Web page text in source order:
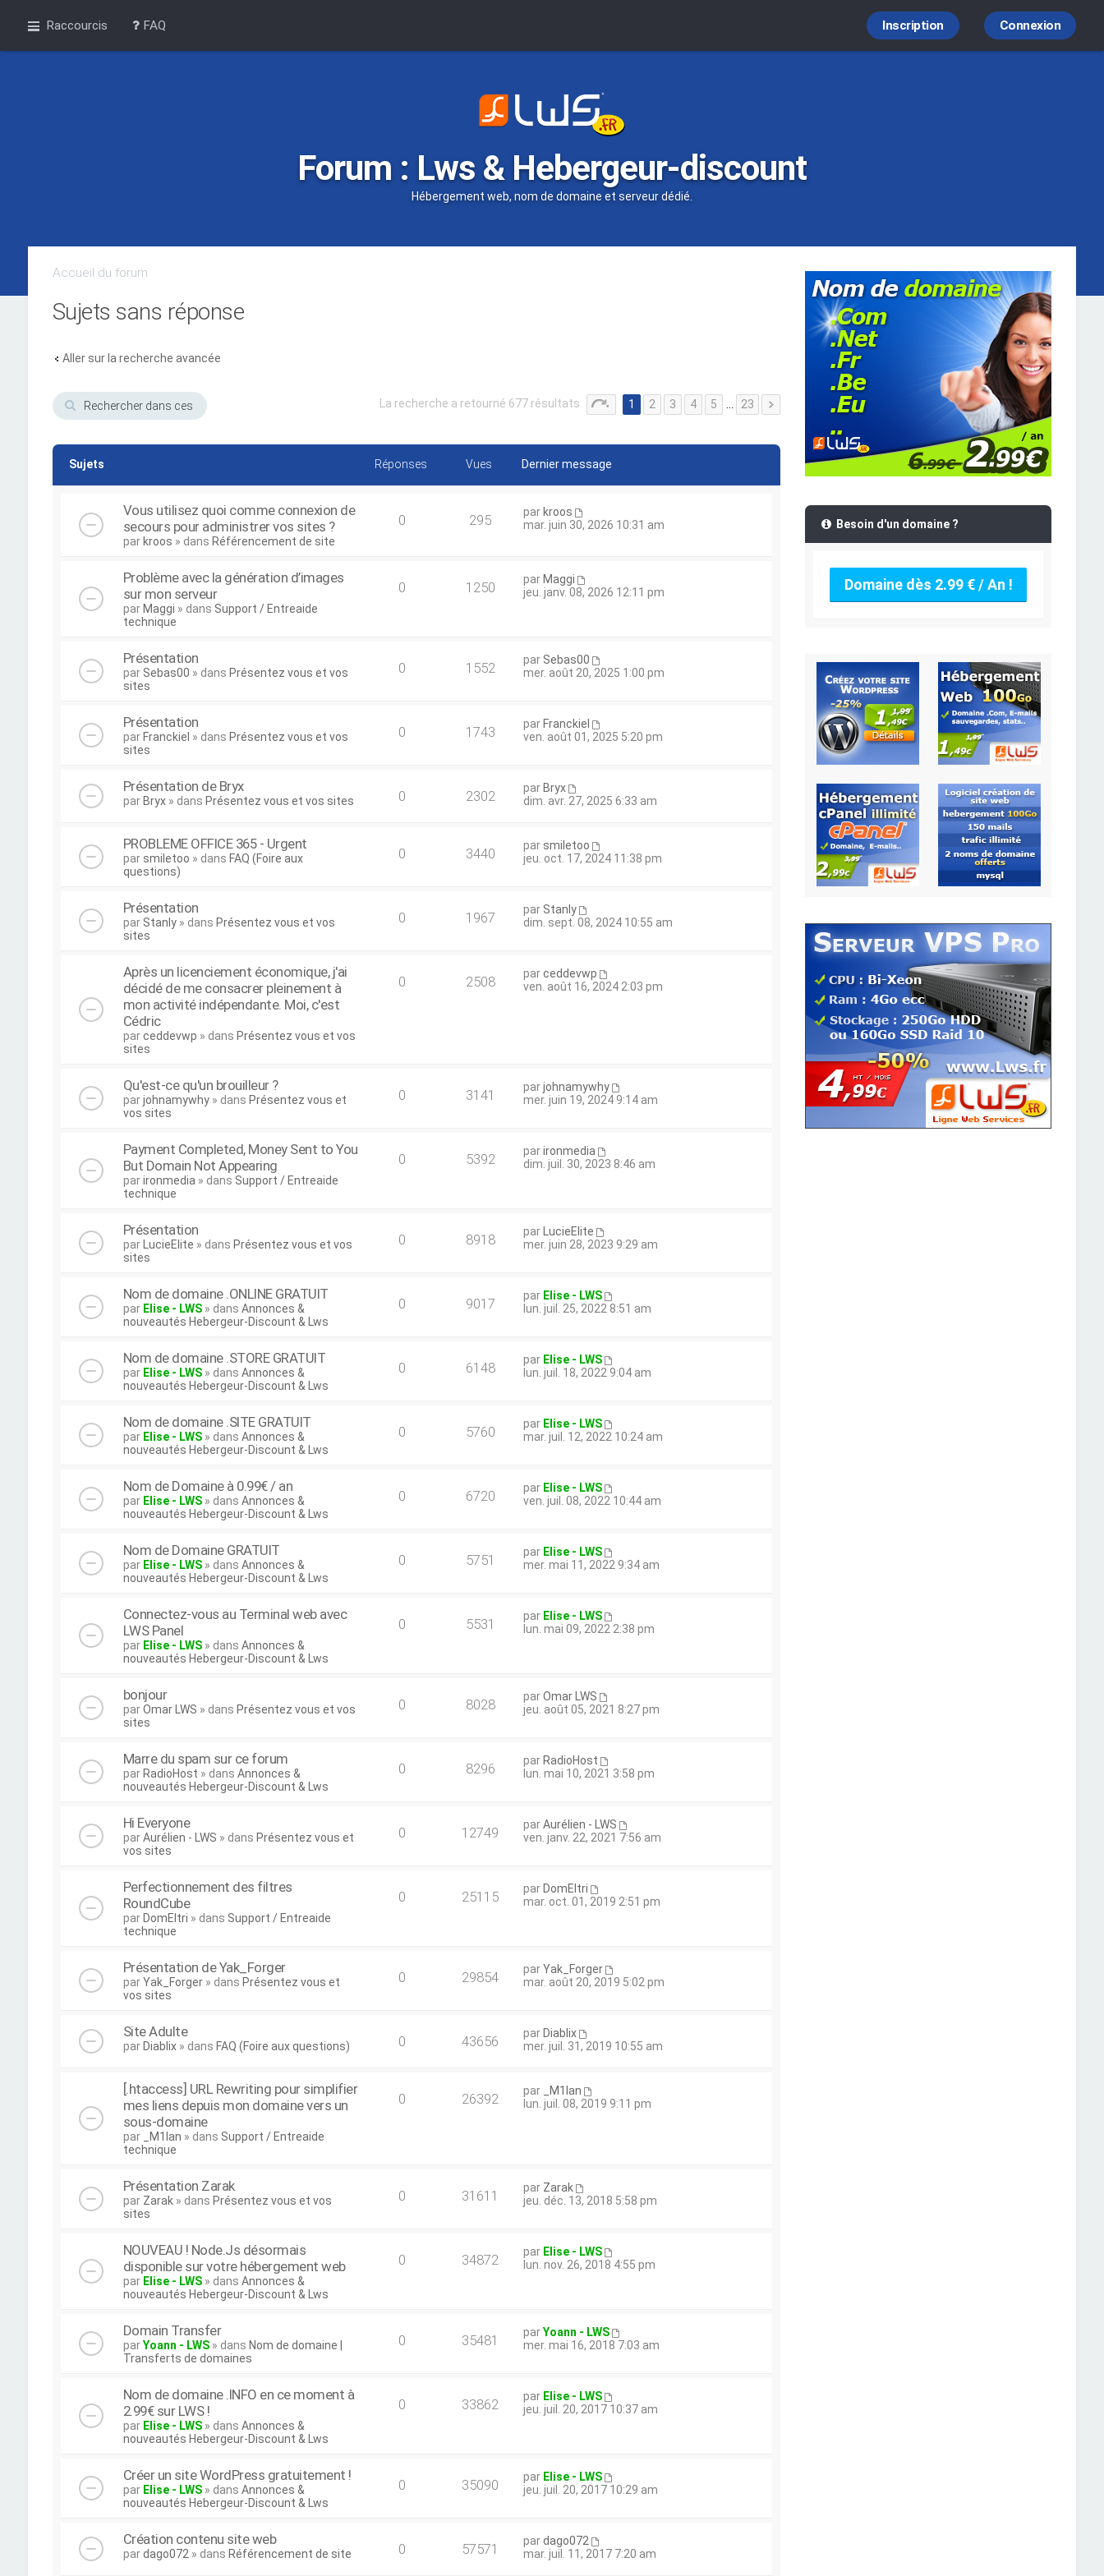
Raccourcis FAQ Connexion
Inscription
Forum : Lws & Hebergeur-discount
Hébergement web, nom de domaine et serveur dédié.
Accueil du forum
Sujets sans réponse
Aller sur la recherche avancée
La recherche a retourné 677 résultats 1 2 3 4 5 23
Sujets Réponses Vues Dernier message
Vous utilisez quoi comme connexion de
secours pour administrer vos sites ?
par kroos » dans Référencement de site
0 295 par kroos
mar. juin 30, 2026 10:31 am
Problème avec la génération d’images
sur mon serveur
par Maggi » dans Support / Entreaide
technique
0 1250 par Maggi
jeu. janv. 08, 2026 12:11 pm
Présentation
par Sebas00 » dans Présentez vous et vos
sites
0 1552 par Sebas00
mer. août 20, 2025 1:00 pm
Présentation
par Franckiel » dans Présentez vous et vos
sites
0 1743 par Franckiel
ven. août 01, 2025 5:20 pm
Présentation de Bryx
par Bryx» dans Présentez vous et vos sites 0 2302 par Bryx
dim. avr. 27, 2025 6:33 am
PROBLEME OFFICE 365 - Urgent
par smiletoo » dans FAQ (Foire aux
questions)
0 3440 par smiletoo
jeu. oct. 17, 2024 11:38 pm
Présentation
par Stanly» dans Présentez vous et vos
sites
0 1967 par Stanly
dim. sept. 08, 2024 10:55 am
Après un licenciement économique, j'ai
décidé de me consacrer pleinement à
mon activité indépendante. Moi, c'est
Cédric
parceddevwp » dans Présentez vous et vos
sites
0 2508 parceddevwp
ven. août 16, 2024 2:03 pm
Qu'est-ce qu'un brouilleur ?
parjohnamywhy» dans Présentez vous et
vos sites
0 3141 parjohnamywhy
mer. juin 19, 2024 9:14 am
Payment Completed, Money Sent to You
But Domain Not Appearing
parironmedia » dans Support / Entreaide
technique
0 5392 parironmedia
dim. juil. 30, 2023 8:46 am
Présentation
par LucieElite » dans Présentez vous et vos
sites
0 8918 par
LucieElite
mer. juin 28, 2023 9:29 am
Nom de domaine .ONLINE GRATUIT
par Elise - LWS» dans Annonces &
nouveautés Hebergeur-Discount & Lws
0 9017 par Elise - LWS
lun. juil. 25, 2022 8:51 am
Nom de domaine .STORE GRATUIT
par Elise - LWS» dans Annonces &
nouveautés Hebergeur-Discount & Lws
0 6148 par Elise - LWS
lun. juil. 18, 2022 9:04 am
Nom de domaine .SITE GRATUIT
par Elise - LWS» dans Annonces &
nouveautés Hebergeur-Discount & Lws
0 5760 par Elise - LWS
mar. juil. 12, 2022 10:24 am
Nom de Domaine à 0.99€ / an
par Elise - LWS» dans Annonces &
nouveautés Hebergeur-Discount & Lws
0 6720 par Elise - LWS
ven. juil. 08, 2022 10:44 am
Nom de Domaine GRATUIT
par Elise - LWS» dans Annonces &
nouveautés Hebergeur-Discount & Lws
0 5751 par Elise - LWS
mer. mai 11, 2022 9:34 am
Connectez-vous au Terminal web avec
LWS Panel
par Elise - LWS» dans Annonces &
nouveautés Hebergeur-Discount & Lws
0 5531 par Elise - LWS
lun. mai 09, 2022 2:38 pm
bonjour
parOmar LWS » dans Présentez vous et vos
sites
0 8028 parOmar LWS
jeu. août 05, 2021 8:27 pm
Marre du spam sur ce forum
par RadioHost » dans Annonces &
nouveautés Hebergeur-Discount & Lws
0 8296 par RadioHost
lun. mai 10, 2021 3:58 pm
Hi Everyone
parAurélien - LWS » dans Présentez vous et
vos sites
0 12749 parAurélien - LWS
ven. janv. 22, 2021 7:56 am
Perfectionnement des filtres
RoundCube
par DomEltri » dans Support / Entreaide
technique
0 25115 par DomEltri
mar. oct. 01, 2019 2:51 pm
Présentation de Yak_Forger
parYak_Forger» dans Présentez vous et
vos sites
0 29854 parYak_Forger
mar. août 20, 2019 5:02 pm
Site Adulte
par Diablix» dans FAQ (Foire aux questions) 0 43656 par Diablix
mer. juil. 31, 2019 10:55 am
[.htaccess] URL Rewriting pour simplifier
mes liens depuis mon domaine vers un
sous-domaine
par _M1lan » dans Support / Entreaide
technique
0 26392 par
_M1lan
lun. juil. 08, 2019 9:11 pm
Présentation Zarak
par Zarak» dans Présentez vous et vos
sites
0 31611 par Zarak
jeu. déc. 13, 2018 5:58 pm
NOUVEAU ! Node.Js désormais
disponible sur votre hébergement web
par Elise - LWS» dans Annonces &
nouveautés Hebergeur-Discount & Lws
0 34872 par Elise - LWS
lun. nov. 26, 2018 4:55 pm
Domain Transfer
parYoann - LWS» dans Nom de domaine |
Transferts de domaines
0 35481 parYoann - LWS
mer. mai 16, 2018 7:03 am
Nom de domaine .INFO en ce moment à
2.99€ sur LWS !
par Elise - LWS» dans Annonces &
nouveautés Hebergeur-Discount & Lws
0 33862 par Elise - LWS
jeu. juil. 20, 2017 10:37 am
Créer un site WordPress gratuitement !
par Elise - LWS» dans Annonces &
nouveautés Hebergeur-Discount & Lws
0 35090 par Elise - LWS
jeu. juil. 20, 2017 10:29 am
Création contenu site web
pardago072 » dans Référencement de site 0 57571 pardago072
mar. juil. 11, 2017 7:20 am
Besoin d'un domaine ?
Domaine dès 2.99 € / An !